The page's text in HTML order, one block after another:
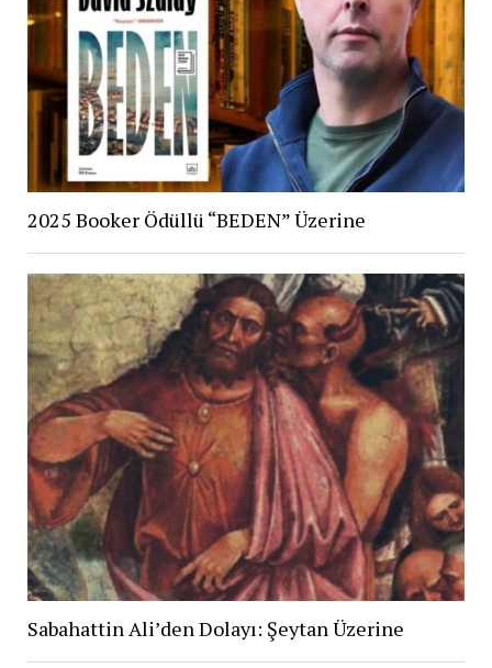
2025 Booker Ödüllü “BEDEN” Üzerine
Sabahattin Ali’den Dolayı: Şeytan Üzerine